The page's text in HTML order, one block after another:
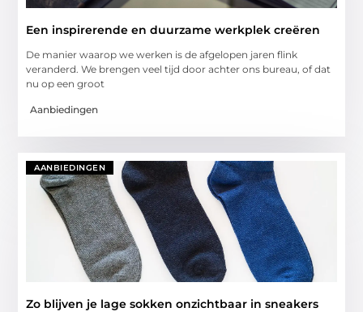
Een inspirerende en duurzame werkplek creëren
De manier waarop we werken is de afgelopen jaren flink
veranderd. We brengen veel tijd door achter ons bureau, of dat
nu op een groot
Aanbiedingen
AANBIEDINGEN
Zo blijven je lage sokken onzichtbaar in sneakers